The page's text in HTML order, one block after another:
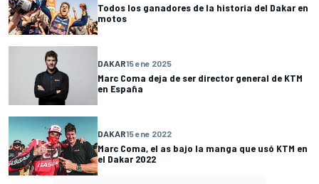
Todos los ganadores de la historia del Dakar en
motos
DAKAR15 ene 2025
Marc Coma deja de ser director general de KTM
en España
DAKAR15 ene 2022
Marc Coma, el as bajo la manga que usó KTM en
el Dakar 2022